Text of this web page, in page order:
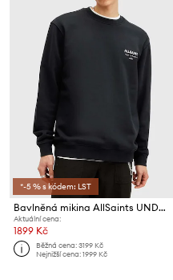
*-5 % s kódem: LST
Bavlněná mikina AllSaints UNDERGROUND
Aktuální cena:
1899 Kč
Běžná cena:3199 Kč
Nejnižší cena:1999 Kč